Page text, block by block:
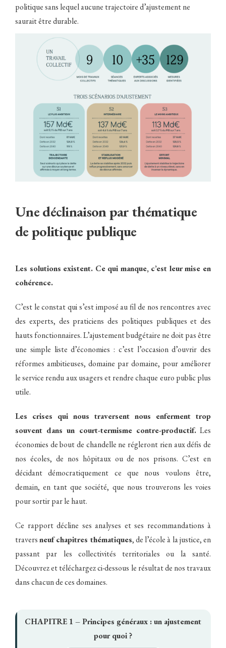
politique sans lequel aucune trajectoire d’ajustement ne
saurait être durable.
Une déclinaison par thématique
de politique publique
Les solutions existent. Ce qui manque, c’est leur mise en
cohérence.
C’est le constat qui s’est imposé au fil de nos rencontres avec
des experts, des praticiens des politiques publiques et des
hauts fonctionnaires. L’ajustement budgétaire ne doit pas être
une simple liste d’économies : c’est l’occasion d’ouvrir des
réformes ambitieuses, domaine par domaine, pour améliorer
le service rendu aux usagers et rendre chaque euro public plus
utile.
Les crises qui nous traversent nous enferment trop
souvent dans un court-termisme contre-productif.Les
économies de bout de chandelle ne régleront rien aux défis de
nos écoles, de nos hôpitaux ou de nos prisons. C’est en
décidant démocratiquement ce que nous voulons être,
demain, en tant que société, que nous trouverons les voies
pour sortir par le haut.
Ce rapport décline ses analyses et ses recommandations à
traversneuf chapitres thématiques, de l’école à la justice, en
passant par les collectivités territoriales ou la santé.
Découvrez et téléchargez ci-dessous le résultat de nos travaux
dans chacun de ces domaines.
CHAPITRE 1 –Principes généraux : un ajustement
pour quoi ?